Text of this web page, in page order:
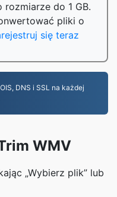
rozmiarze do 1 GB.
pliki o
się teraz
DNS i SSL na każdej
WMV
„Wybierz plik” lub